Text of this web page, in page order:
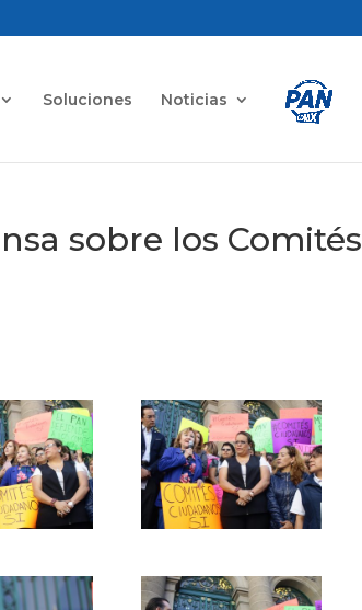
Soluciones Noticias
sobre los Comités